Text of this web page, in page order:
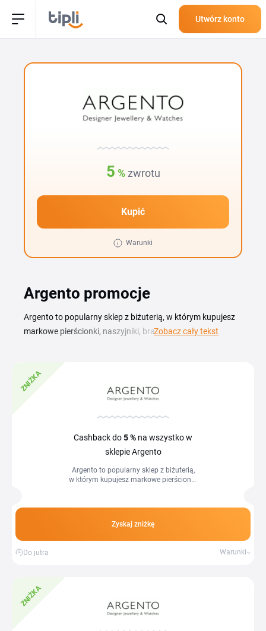
Utwórz konto
5 % zwrotu
Kupić
Warunki
Argento promocje
Argento to popularny sklep z biżuterią, w którym kupujesz
markowe pierścionki, naszyjniki, bransoletki i kolczyki w
zamówieniu klasyki srebra, złota oraz znanych marek
jubilerskich. W tym zestawieniu znajdziesz aktualne kody
rabatowe, promocje Argento oraz wyprzedaże — wystarczy
skopiować kod i wkleić go w koszyku, aby zapłacić mniej za
biżuterię z kolekcji marek własnych oraz światowych
Zobacz cały tekst
ZNIŻKA
Cashback do5 % na wszystko w
sklepie Argento
Argento to popularny sklep z biżuterią,
w którym kupujesz markowe pierścionki,
Zyskaj zniżkę
Do jutra Warunki
ZNIŻKA